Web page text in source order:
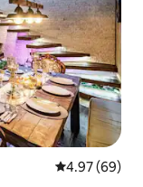
Calificación
4.97 (69)